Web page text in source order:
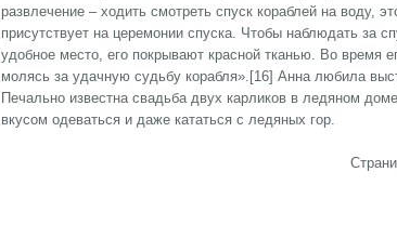
развлечение – ходить смотреть спуск кораблей на воду,
присутствует на церемонии спуска. Чтобы наблюдать за
удобное место, его покрывают красной тканью. Во время
молясь за удачную судьбу корабля».[16] Анна любила
Печально известна свадьба двух карликов в ледяном
вкусом одеваться и даже кататься с ледяных гор.